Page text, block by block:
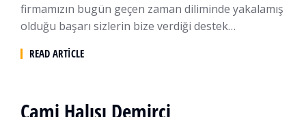
firmamızın bugün geçen zaman diliminde yakalamış
olduğu başarı sizlerin bize verdiği destek…
READ ARTICLE
Cami Halısı Demirci